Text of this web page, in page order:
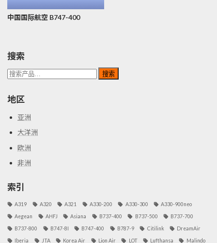
中国国际航空 B747-400
搜索
搜
索：
搜索
地区
亚洲
大洋洲
欧洲
非洲
索引
A319 A320 A321 A330-200 A330-300 A330-900neo
Aegean AHFJ Asiana B737-400 B737-500 B737-700
B737-800 B747-8I B747-400 B787-9 Citilink DreamAir
Iberia JTA Korea Air Lion Air LOT Lufthansa Malindo